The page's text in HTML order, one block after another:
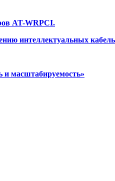
AT-WRPCI.
интеллектуальных
и масштабируемость»